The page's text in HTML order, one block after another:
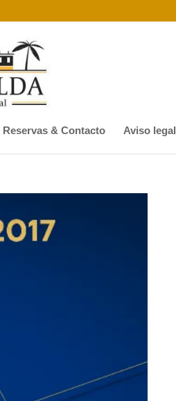
Reservas & Contacto Aviso legal